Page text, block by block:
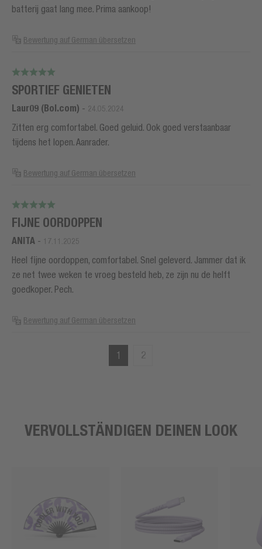
batterij gaat lang mee. Prima aankoop!
Bewertung auf German übersetzen
SPORTIEF GENIETEN
Laur09 (Bol.com) - 24.05.2024
Zitten erg comfortabel. Goed geluid. Ook goed verstaanbaar
tijdens het lopen. Aanrader.
Bewertung auf German übersetzen
FIJNE OORDOPPEN
ANITA - 17.11.2025
Heel fijne oordoppen, comfortabel. Snel geleverd. Jammer dat ik
ze net twee weken te vroeg besteld heb, ze zijn nu de helft
goedkoper. Pech.
Bewertung auf German übersetzen
1 2
VERVOLLSTÄNDIGEN DEINEN LOOK